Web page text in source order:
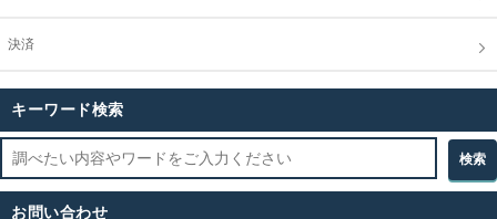
決済
キーワード検索
お問い合わせ